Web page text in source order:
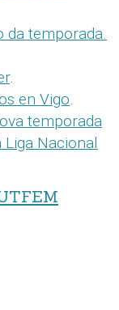
da temporada.
.
en Vigo.
temporada
Nacional